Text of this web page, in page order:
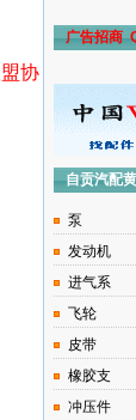
协
广告招商
自贡汽配
泵
发动机
进气系
飞轮
皮带
橡胶支
冲压件